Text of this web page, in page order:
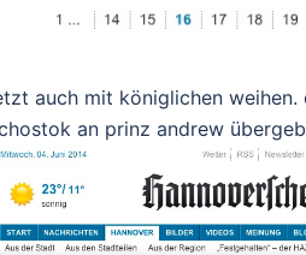
auch mit königlichen
an prinz andrew